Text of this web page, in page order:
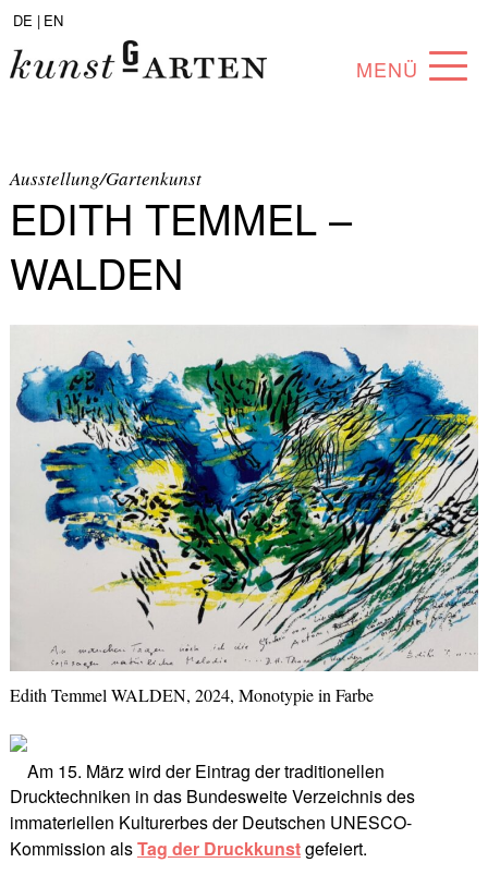
DE | EN
MENÜ
ABOUT
SAMMLUNG
KÜNSTLER*INNEN
PARTNER*INNEN
ANGEBOTE
Ausstellung/Gartenkunst
EDITH TEMMEL –
WALDEN
Edith Temmel WALDEN, 2024, Monotypie in Farbe
Am 15. März wird der Eintrag der traditionellen
Drucktechniken in das Bundesweite Verzeichnis des
immateriellen Kulturerbes der Deutschen UNESCO-
Kommission alsTag der Druckkunstgefeiert.